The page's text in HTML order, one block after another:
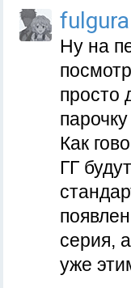
Ну на
просто
Как
ГГ
серия,
уже